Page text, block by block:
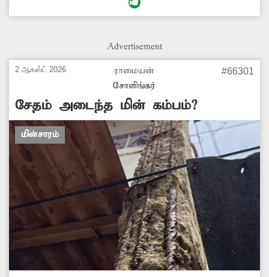
தெருக்களில் நடந்து செல்ல அச்சப்படுகின்றனர்.
பாய்கின்றன. நாய்களை பிடித்து கருத்தடை
தடுப்பூசி நாய்களுக்கு போட வேண்டும்.
-பழனிவேல், நெமிலி.
Advertisement
2 ஆகஸ்ட் 2026
ராமையன்
சோளிங்கர்
#66301
சேதம் அடைந்த மின் கம்பம்?
மின்சாரம்